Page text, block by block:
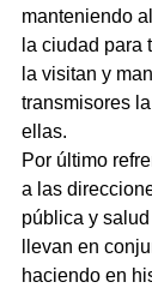
manteniendo
la ciudad para
la visitan y
transmisores
ellas.
Por último
a las
pública y
llevan en
haciendo en